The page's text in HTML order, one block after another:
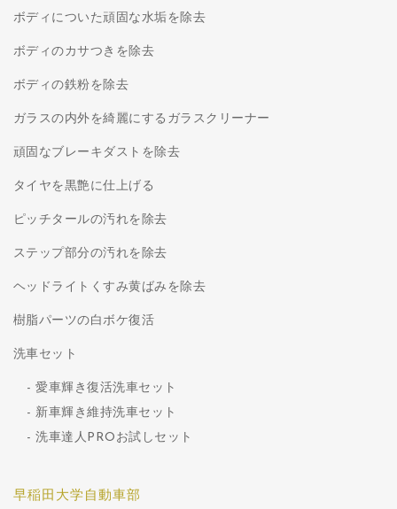
ボディについた頑固な水垢を除去
ボディのカサつきを除去
ボディの鉄粉を除去
ガラスの内外を綺麗にするガラスクリーナー
頑固なブレーキダストを除去
タイヤを黒艶に仕上げる
ピッチタールの汚れを除去
ステップ部分の汚れを除去
ヘッドライトくすみ黄ばみを除去
樹脂パーツの白ボケ復活
洗車セット
愛車輝き復活洗車セット
新車輝き維持洗車セット
洗車達人PROお試しセット
早稲田大学自動車部